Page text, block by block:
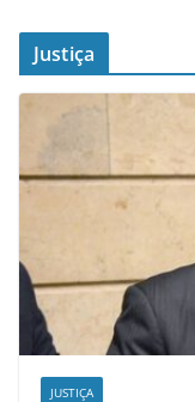
Justiça
JUSTIÇA